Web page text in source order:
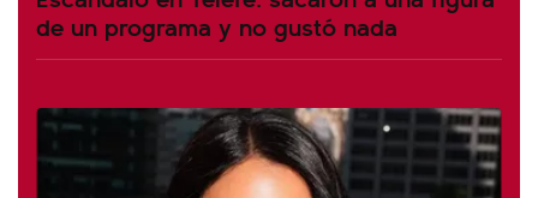
de un programa y no gustó nada